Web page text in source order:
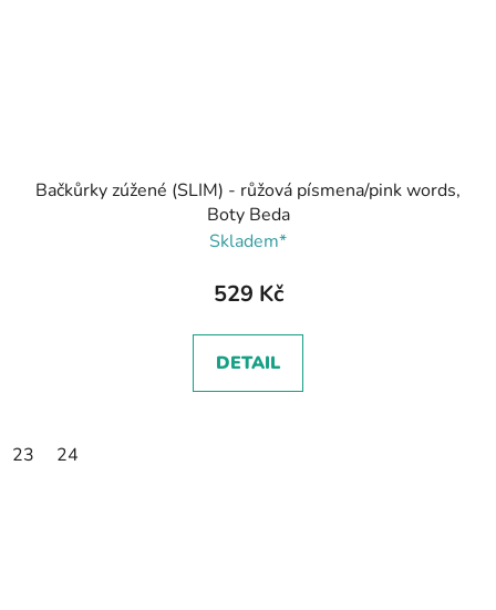
Bačkůrky zúžené (SLIM) - růžová písmena/pink words,
Boty Beda
Skladem*
529 Kč
DETAIL
23 24